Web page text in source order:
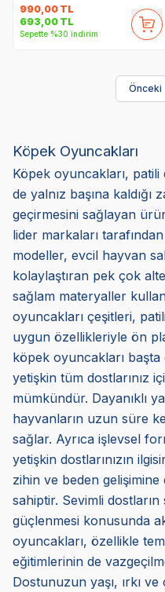
990,00 TL
693,00 TL
Sepette %30 indirim
Önceki
Köpek Oyuncakları
Köpek oyuncakları,
de yalnız başına
geçirmesini sağlayan
lider markaları
modeller, evcil hayvan
kolaylaştıran pek çok
sağlam materyaller
oyuncakları çeşitleri,
uygun özellikleriyle ön
köpek oyuncakları
yetişkin tüm dostlarınız
mümkündür. Dayanıklı
hayvanların uzun süre
sağlar. Ayrıca işlevsel
yetişkin dostlarınızın
zihin ve beden
sahiptir. Sevimli dostların
güçlenmesi konusunda
oyuncakları, özellikle
eğitimlerinin de
Dostunuzun yaşı, ırkı